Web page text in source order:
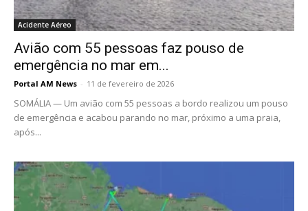
Acidente Aéreo
Avião com 55 pessoas faz pouso de
emergência no mar em...
Portal AM News - 11 de fevereiro de 2026
SOMÁLIA — Um avião com 55 pessoas a bordo realizou um pouso
de emergência e acabou parando no mar, próximo a uma praia,
após...